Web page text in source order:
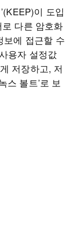
이 도입
다른 암호화
보에 접근할 수
용자 설정값
저장하고, 저
스 볼트’로 보